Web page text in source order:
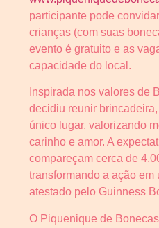
participante pode
crianças (com suas
evento é gratuito e as
capacidade do local.
Inspirada nos valores de
decidiu reunir
único lugar, valorizando
carinho e amor. A
compareçam cerca de
transformando a ação em
atestado pelo Guinness
O Piquenique de